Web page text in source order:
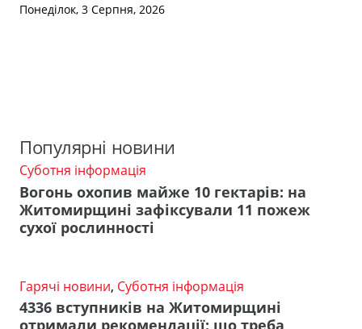
Понеділок, 3 Серпня, 2026
Популярні новини
Суботня інформація
Вогонь охопив майже 10 гектарів: на
Житомирщині зафіксували 11 пожеж
сухої рослинності
Гарячі новини, Суботня інформація
4336 вступників на Житомирщині